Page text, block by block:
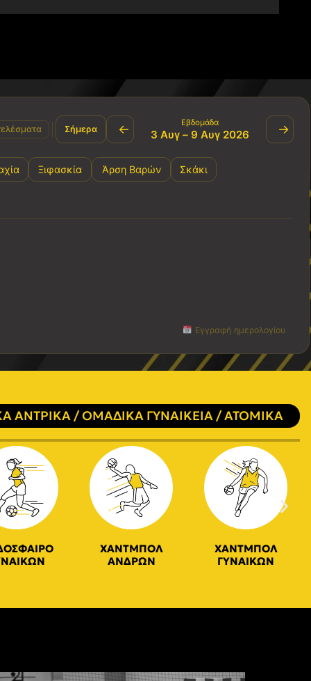
Σήμερα ← Εβδομάδα
3 Αυγ – 9 Αυγ 2026 →
Ξιφασκία Άρση Βαρών Σκάκι
Εγγραφή ημερολογίου
ΑΝΤΡΙΚΑ / ΟΜΑΔΙΚΑ ΓΥΝΑΙΚΕΙΑ / ΑΤΟΜΙΚΑ
ΧΑΝΤΜΠΟΛ
ΑΝΔΡΩΝ
ΧΑΝΤΜΠΟΛ
ΓΥΝΑΙΚΩΝ